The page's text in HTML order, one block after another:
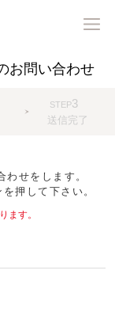
お問い合わせ
STEP3
送信完了
せをします。
押して下さい。
ます。